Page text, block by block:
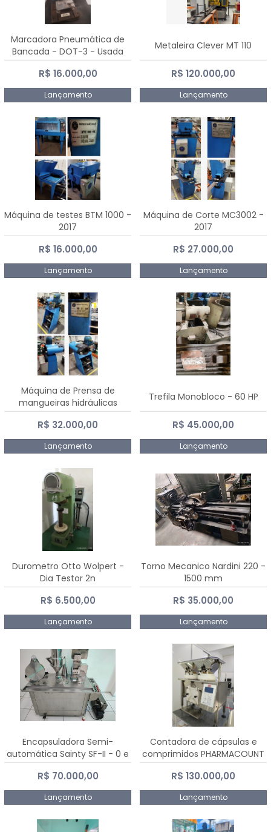
Marcadora Pneumática de
Bancada - DOT-3 - Usada
R$ 16.000,00
Lançamento
Metaleira Clever MT 110
R$ 120.000,00
Lançamento
Máquina de testes BTM 1000 -
2017
R$ 16.000,00
Lançamento
Máquina de Corte MC3002 -
2017
R$ 27.000,00
Lançamento
Máquina de Prensa de
mangueiras hidráulicas
PE50TF - 2017
R$ 32.000,00
Lançamento
Trefila Monobloco - 60 HP
R$ 45.000,00
Lançamento
Durometro Otto Wolpert -
Dia Testor 2n
R$ 6.500,00
Lançamento
Torno Mecanico Nardini 220 -
1500 mm
R$ 35.000,00
Lançamento
Encapsuladora Semi-
automática Sainty SF-II - 0 e
00
R$ 70.000,00
Lançamento
Contadora de cápsulas e
comprimidos PHARMACOUNT
- 2-2R3
R$ 130.000,00
Lançamento